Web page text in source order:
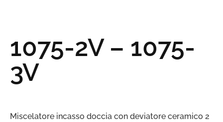
1075-2V – 1075-
3V
Miscelatore incasso doccia con deviatore ceramico 2